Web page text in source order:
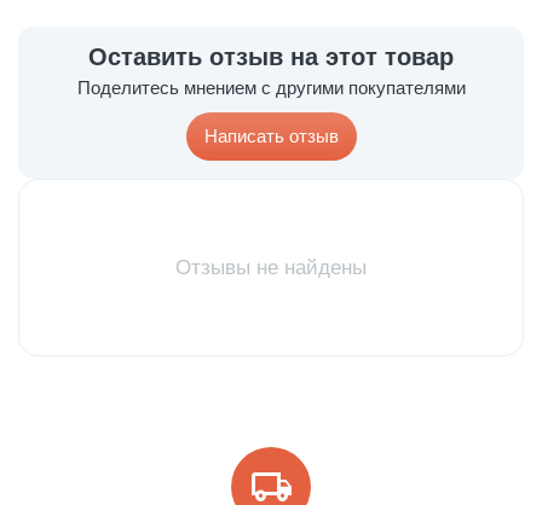
Оставить отзыв на этот товар
Поделитесь мнением с другими покупателями
Написать отзыв
Отзывы не найдены